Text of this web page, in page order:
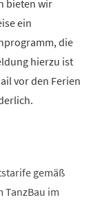
bieten wir
ein
die
hierzu ist
vor den Ferien
gemäß
TanzBau im